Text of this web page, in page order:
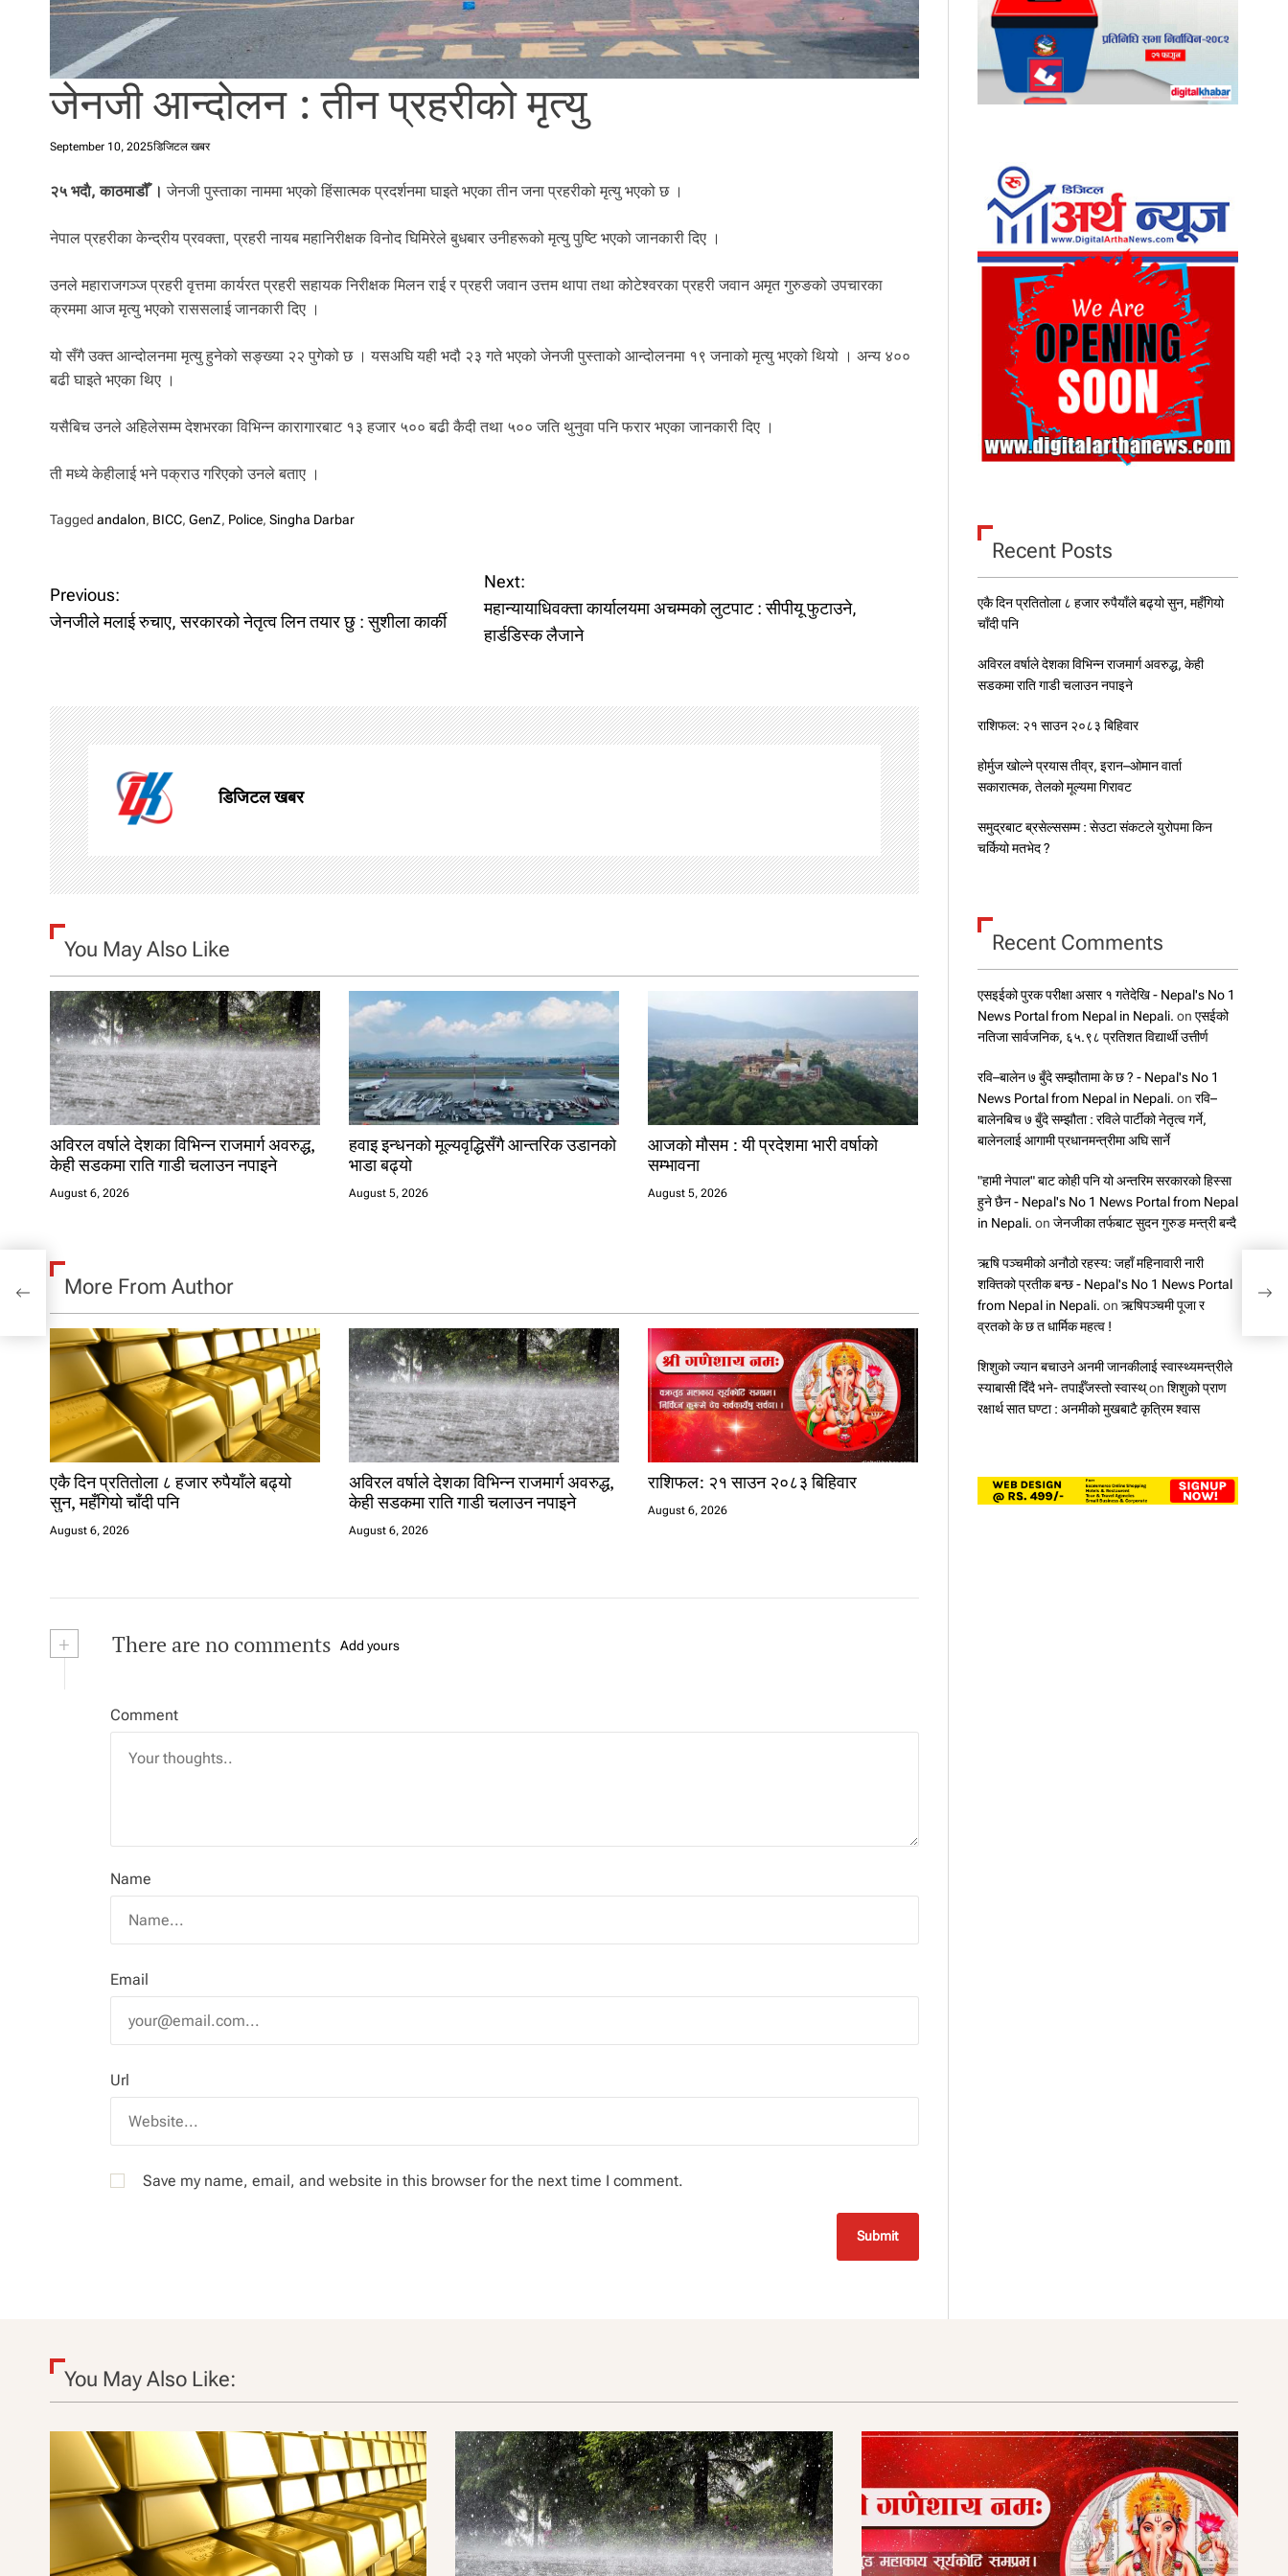
l
जेनजी आन्दोलन : तीन प्रहरीको मृत्यु
September 10, 2025डिजिटल खबर
२५ भदाै, काठमाडौँ । जेनजी पुस्ताका नाममा भएको हिंसात्मक प्रदर्शनमा घाइते भएका तीन जना प्रहरीको मृत्यु भएको छ ।
नेपाल प्रहरीका केन्द्रीय प्रवक्ता, प्रहरी नायब महानिरीक्षक विनोद घिमिरेले बुधबार उनीहरूको मृत्यु पुष्टि भएको जानकारी दिए ।
उनले महाराजगञ्ज प्रहरी वृत्तमा कार्यरत प्रहरी सहायक निरीक्षक मिलन राई र प्रहरी जवान उत्तम थापा तथा कोटेश्वरका प्रहरी जवान अमृत गुरुङको उपचारका
क्रममा आज मृत्यु भएको राससलाई जानकारी दिए ।
यो सँगै उक्त आन्दोलनमा मृत्यु हुनेको सङ्ख्या २२ पुगेको छ । यसअघि यही भदौ २३ गते भएको जेनजी पुस्ताको आन्दोलनमा १९ जनाको मृत्यु भएको थियो । अन्य ४००
बढी घाइते भएका थिए ।
यसैबिच उनले अहिलेसम्म देशभरका विभिन्न कारागारबाट १३ हजार ५०० बढी कैदी तथा ५०० जति थुनुवा पनि फरार भएका जानकारी दिए ।
ती मध्ये केहीलाई भने पक्राउ गरिएको उनले बताए ।
Tagged andalon, BICC, GenZ, Police, Singha Darbar
P
o
t
n
a
v
i
g
t
i
o
n
Previous:
जेनजीले मलाई रुचाए, सरकारको नेतृत्व लिन तयार छु : सुशीला कार्की
Next:
महान्यायाधिवक्ता कार्यालयमा अचम्मको लुटपाट : सीपीयू फुटाउने,
हार्डडिस्क लैजाने
डिजिटल खबर
You May Also Like
अविरल वर्षाले देशका विभिन्न राजमार्ग अवरुद्ध,
केही सडकमा राति गाडी चलाउन नपाइने
August 6, 2026
हवाइ इन्धनको मूल्यवृद्धिसँगै आन्तरिक उडानको
भाडा बढ्यो
August 5, 2026
आजको मौसम : यी प्रदेशमा भारी वर्षाको
सम्भावना
August 5, 2026
More From Author
एकै दिन प्रतितोला ८ हजार रुपैयाँले बढ्यो
सुन, महँगियो चाँदी पनि
August 6, 2026
अविरल वर्षाले देशका विभिन्न राजमार्ग अवरुद्ध,
केही सडकमा राति गाडी चलाउन नपाइने
August 6, 2026
राशिफल: २१ साउन २०८३ बिहिवार
August 6, 2026
+ There are no comments Add yours
Comment
Name
Email
Url
Save my name, email, and website in this browser for the next time I comment.
Recent Posts
एकै दिन प्रतितोला ८ हजार रुपैयाँले बढ्यो सुन, महँगियो
चाँदी पनि
अविरल वर्षाले देशका विभिन्न राजमार्ग अवरुद्ध, केही
सडकमा राति गाडी चलाउन नपाइने
राशिफल: २१ साउन २०८३ बिहिवार
होर्मुज खोल्ने प्रयास तीव्र, इरान–ओमान वार्ता
सकारात्मक, तेलको मूल्यमा गिरावट
समुद्रबाट ब्रसेल्ससम्म : सेउटा संकटले युरोपमा किन
चर्कियो मतभेद ?
Recent Comments
एसइईको पुरक परीक्षा असार १ गतेदेखि - Nepal's No 1
News Portal from Nepal in Nepali. on एसईको
नतिजा सार्वजनिक, ६५.९८ प्रतिशत विद्यार्थी उत्तीर्ण
रवि–बालेन ७ बुँदे सम्झौतामा के छ ? - Nepal's No 1
News Portal from Nepal in Nepali. on रवि–
बालेनबिच ७ बुँदे सम्झौता : रविले पार्टीको नेतृत्व गर्ने,
बालेनलाई आगामी प्रधानमन्त्रीमा अघि सार्ने
"हामी नेपाल" बाट कोही पनि यो अन्तरिम सरकारको हिस्सा
हुने छैन - Nepal's No 1 News Portal from Nepal
in Nepali. on जेनजीका तर्फबाट सुदन गुरुङ मन्त्री बन्दै
ऋषि पञ्चमीको अनौठो रहस्य: जहाँ महिनावारी नारी
शक्तिको प्रतीक बन्छ - Nepal's No 1 News Portal
from Nepal in Nepali. on ऋषिपञ्चमी पूजा र
व्रतको के छ त धार्मिक महत्व !
शिशुको ज्यान बचाउने अनमी जानकीलाई स्वास्थ्यमन्त्रीले
स्याबासी दिँदै भने- तपाईँजस्तो स्वास्थ्on शिशुको प्राण
रक्षार्थ सात घण्टा : अनमीको मुखबाटै कृत्रिम श्वास
:
You May Also Like: